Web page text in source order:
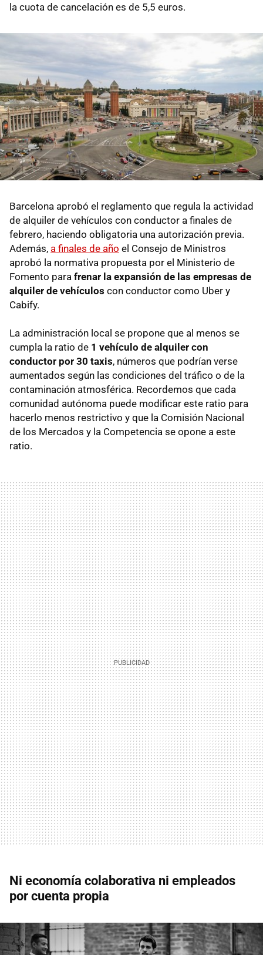
la cuota de cancelación es de 5,5 euros.
Barcelona aprobó el reglamento que regula la actividad
de alquiler de vehículos con conductor a finales de
febrero, haciendo obligatoria una autorización previa.
Además, a finales de año el Consejo de Ministros
aprobó la normativa propuesta por el Ministerio de
Fomento para frenar la expansión de las empresas de
alquiler de vehículos con conductor como Uber y
Cabify.
La administración local se propone que al menos se
cumpla la ratio de 1 vehículo de alquiler con
conductor por 30 taxis, números que podrían verse
aumentados según las condiciones del tráfico o de la
contaminación atmosférica. Recordemos que cada
comunidad autónoma puede modificar este ratio para
hacerlo menos restrictivo y que la Comisión Nacional
de los Mercados y la Competencia se opone a este
ratio.
Ni economía colaborativa ni empleados
por cuenta propia